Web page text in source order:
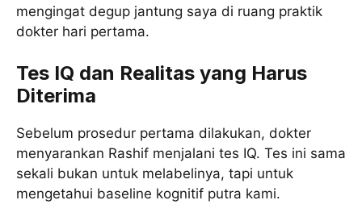
mengingat degup jantung saya di ruang praktik
dokter hari pertama.
Tes IQ dan Realitas yang Harus
Diterima
Sebelum prosedur pertama dilakukan, dokter
menyarankan Rashif menjalani tes IQ. Tes ini sama
sekali bukan untuk melabelinya, tapi untuk
mengetahui baseline kognitif putra kami.